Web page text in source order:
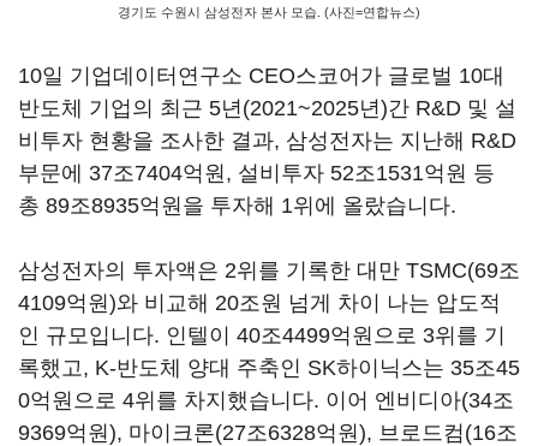
경기도 수원시 삼성전자 본사 모습. (사진=연합뉴스)
10일 기업데이터연구소 CEO스코어가 글로벌 10대
반도체 기업의 최근 5년(2021~2025년)간 R&D 및 설
비투자 현황을 조사한 결과, 삼성전자는 지난해 R&D
부문에 37조7404억원 , 설비투자 52조1531억원 등
총 89조8935억원을 투자해 1위에 올랐습니다.
삼성전자의 투자액은 2위를 기록한 대만 TSMC(69조
4109억원)와 비교해 20조원 넘게 차이 나는 압도적
인 규모입니다. 인텔이 40조4499억원으로 3위를 기
록했고, K-반도체 양대 주축인 SK하이닉스는 35조45
0억원으로 4위를 차지했습니다. 이어 엔비디아(34조
9369억원), 마이크론(27조6328억원), 브로드컴(16조